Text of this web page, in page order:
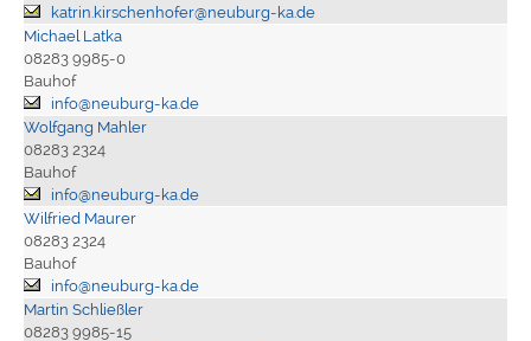
katrin.kirschenhofer@neuburg-ka.de
Michael Latka
08283 9985-0
Bauhof
info@neuburg-ka.de
Wolfgang Mahler
08283 2324
Bauhof
info@neuburg-ka.de
Wilfried Maurer
08283 2324
Bauhof
info@neuburg-ka.de
Martin Schließler
08283 9985-15